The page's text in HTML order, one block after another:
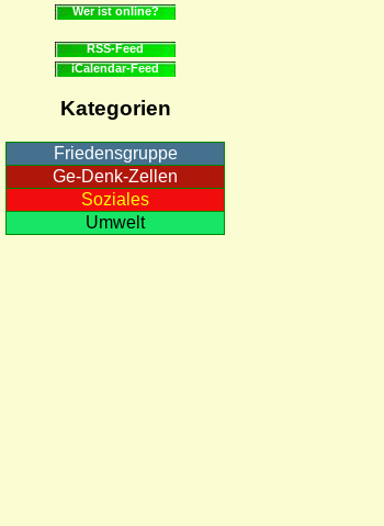
Wer ist online?
RSS-Feed
iCalendar-Feed
Kategorien
Friedensgruppe
Ge-Denk-Zellen
Soziales
Umwelt